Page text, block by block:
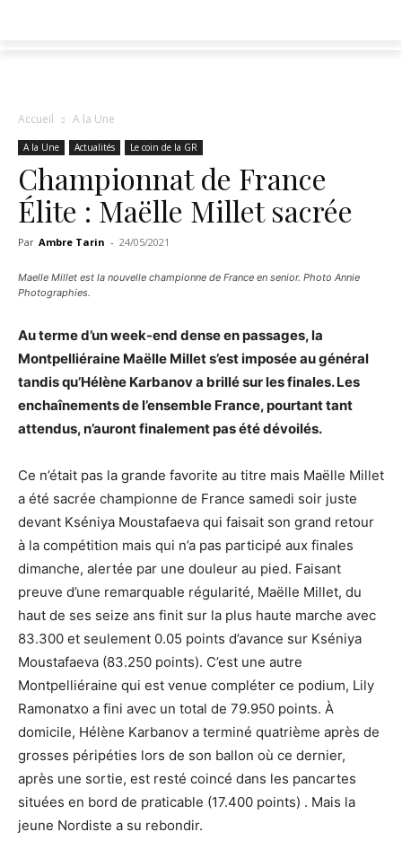
Accueil A la Une
A la Une Actualités Le coin de la GR
Championnat de France
Élite : Maëlle Millet sacrée
Par Ambre Tarin - 24/05/2021
Maelle Millet est la nouvelle championne de France en senior. Photo Annie
Photographies.
Au terme d’un week-end dense en passages, la
Montpelliéraine Maëlle Millet s’est imposée au général
tandis qu’Hélène Karbanov a brillé sur les finales. Les
enchaînements de l’ensemble France, pourtant tant
attendus, n’auront finalement pas été dévoilés.
Ce n’était pas la grande favorite au titre mais Maëlle Millet
a été sacrée championne de France samedi soir juste
devant Kséniya Moustafaeva qui faisait son grand retour
à la compétition mais qui n’a pas participé aux finales
dimanche, alertée par une douleur au pied. Faisant
preuve d’une remarquable régularité, Maëlle Millet, du
haut de ses seize ans finit sur la plus haute marche avec
83.300 et seulement 0.05 points d’avance sur Kséniya
Moustafaeva (83.250 points). C’est une autre
Montpelliéraine qui est venue compléter ce podium, Lily
Ramonatxo a fini avec un total de 79.950 points. À
domicile, Hélène Karbanov a terminé quatrième après de
grosses péripéties lors de son ballon où ce dernier,
après une sortie, est resté coincé dans les pancartes
situées en bord de praticable (17.400 points) . Mais la
jeune Nordiste a su rebondir.